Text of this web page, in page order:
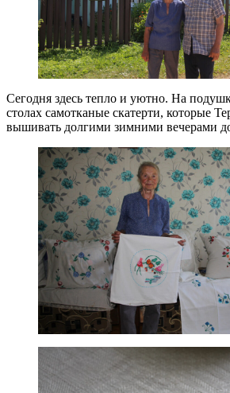
Сегодня здесь тепло и уютно. На
столах самотканые скатерти, которые
вышивать долгими зимними вечерами